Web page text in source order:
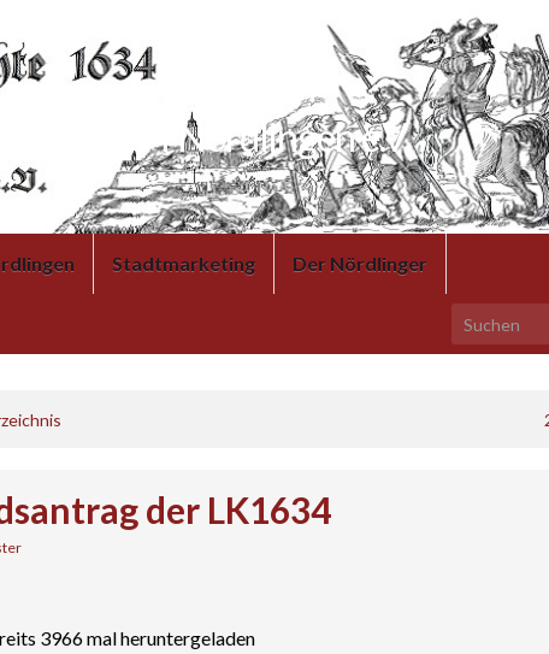
1634 Nördlingen e.V.
Stadtmarketing Der Nördlinger
Search for:
der LK1634
3966 mal heruntergeladen